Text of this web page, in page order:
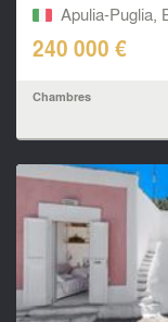
Apulia-Puglia,
240 000 €
Chambres